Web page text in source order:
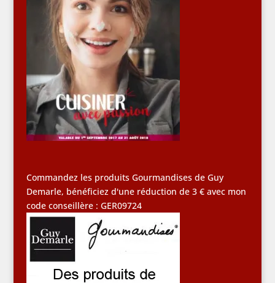
Commandez les produits Gourmandises de Guy
Demarle, bénéficiez d'une réduction de 3 € avec mon
code conseillère : GER09724